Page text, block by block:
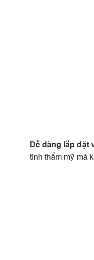
Dễ dàng lắp đặt
tính thẩm mỹ mà